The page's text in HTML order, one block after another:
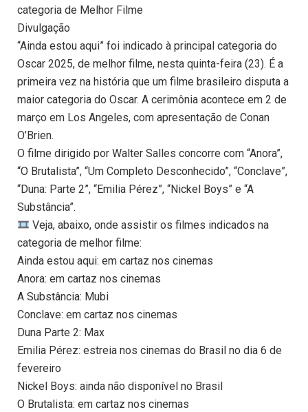
categoria de Melhor Filme
Divulgação
“Ainda estou aqui” foi indicado à principal categoria do
Oscar 2025, de melhor filme, nesta quinta-feira (23). É a
primeira vez na história que um filme brasileiro disputa a
maior categoria do Oscar. A cerimônia acontece em 2 de
março em Los Angeles, com apresentação de Conan
O’Brien.
O filme dirigido por Walter Salles concorre com “Anora”,
“O Brutalista”, “Um Completo Desconhecido”, “Conclave”,
“Duna: Parte 2”, “Emilia Pérez”, “Nickel Boys” e “A
Substância”.
Veja, abaixo, onde assistir os filmes indicados na
categoria de melhor filme:
Ainda estou aqui: em cartaz nos cinemas
Anora: em cartaz nos cinemas
A Substância: Mubi
Conclave: em cartaz nos cinemas
Duna Parte 2: Max
Emilia Pérez: estreia nos cinemas do Brasil no dia 6 de
fevereiro
Nickel Boys: ainda não disponível no Brasil
O Brutalista: em cartaz nos cinemas